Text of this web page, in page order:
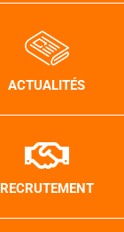
ACTUALITÉS
RECRUTEMENT